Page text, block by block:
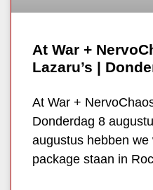
At War +
Lazaru’s |
At War +
Donderdag 8
augustus hebben
package staan in